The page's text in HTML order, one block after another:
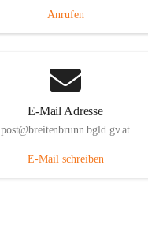
Anrufen
E-Mail Adresse
post@breitenbrunn.bgld.gv.at
E-Mail schreiben